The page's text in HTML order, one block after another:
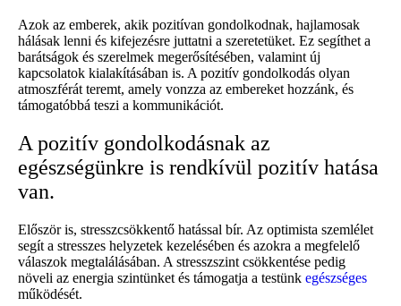
Azok az emberek, akik pozitívan gondolkodnak, hajlamosak
hálásak lenni és kifejezésre juttatni a szeretetüket. Ez segíthet a
barátságok és szerelmek megerősítésében, valamint új
kapcsolatok kialakításában is. A pozitív gondolkodás olyan
atmoszférát teremt, amely vonzza az embereket hozzánk, és
támogatóbbá teszi a kommunikációt.
A pozitív gondolkodásnak az
egészségünkre is rendkívül pozitív hatása
van.
Először is, stresszcsökkentő hatással bír. Az optimista szemlélet
segít a stresszes helyzetek kezelésében és azokra a megfelelő
válaszok megtalálásában. A stresszszint csökkentése pedig
növeli az energia szintünket és támogatja a testünk egészséges
működését.